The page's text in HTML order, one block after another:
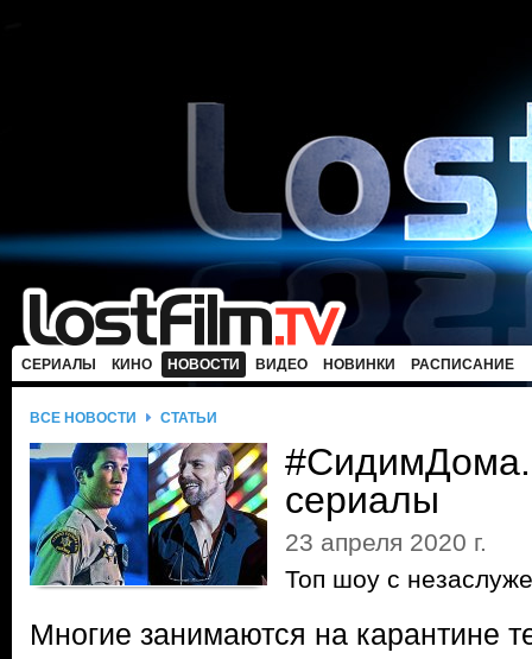
СЕРИАЛЫ КИНО НОВОСТИ ВИДЕО НОВИНКИ РАСПИСАНИЕ
ВСЕ НОВОСТИ СТАТЬИ
сериалы
23 апреля 2020 г.
Топ шоу с
Многие занимаются на карантине